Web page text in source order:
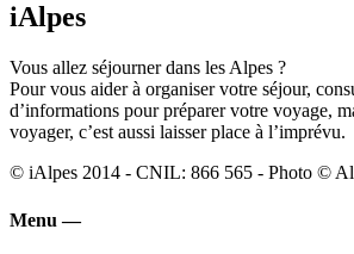
iAlpes
Vous allez séjourner dans les Alpes ?
Pour vous aider à organiser votre séjour,
d’informations pour préparer votre voyage,
voyager, c’est aussi laisser place à l’imprévu.
© iAlpes 2014 - CNIL: 866 565 - Photo ©
Menu —